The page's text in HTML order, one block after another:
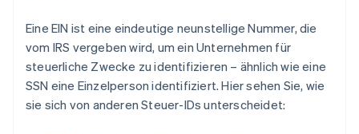
Eine EIN ist eine eindeutige neunstellige Nummer, die
vom IRS vergeben wird, um ein Unternehmen für
steuerliche Zwecke zu identifizieren – ähnlich wie eine
SSN eine Einzelperson identifiziert. Hier sehen Sie, wie
sie sich von anderen Steuer-IDs unterscheidet: